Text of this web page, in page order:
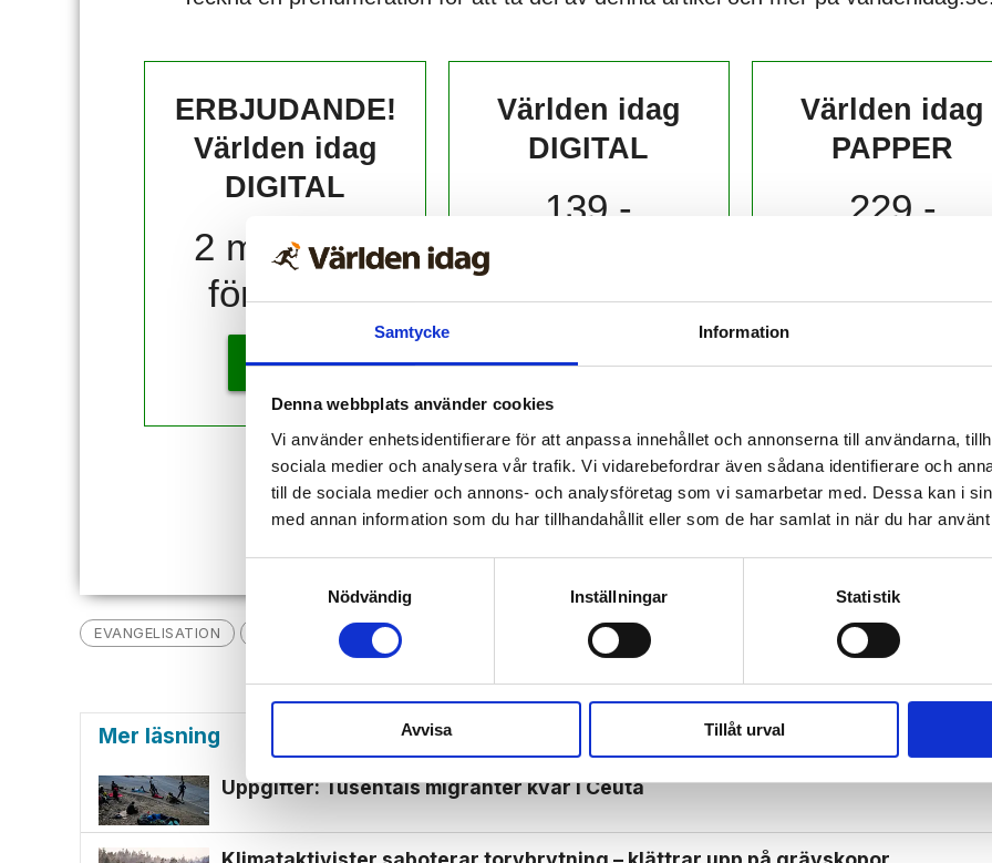
Samtycke Information
Denna webbplats använder cookies
Vi använder enhetsidentifierare för att anpassa innehållet och annonserna till användarna,
sociala medier och analysera vår trafik. Vi vidarebefordrar även sådana identifierare och
till de sociala medier och annons- och analysföretag som vi samarbetar med. Dessa kan i
med annan information som du har tillhandahållit eller som de har samlat in när du har
Nödvändig
Inställningar Statistik
Avvisa Tillåt urval
ERBJUDANDE!
Världen idag
DIGITAL
2 månader
för 10 kr!
KÖP
Världen idag
DIGITAL
139,-
KÖP
Världen idag
PAPPER
229,-
KÖP
Redan prenumerant? Logga in
Mina Sidor
EVANGELISATION NYHETER
Mer läsning
Uppgifter: Tusentals migranter kvar i Ceuta